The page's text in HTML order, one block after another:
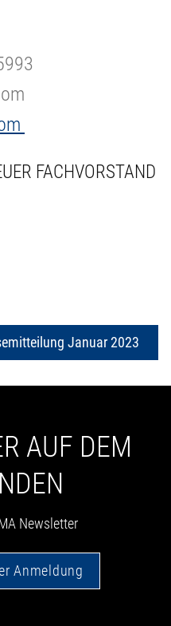
FACHVORSTAND
Januar 2023
AUF DEM
Newsletter
Anmeldung